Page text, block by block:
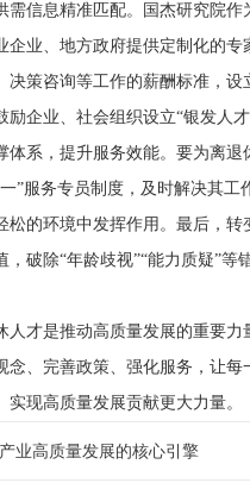
需信息精准匹配。国杰研究院
业、地方政府提供定制化的
决策咨询等工作的薪酬标准，
业、社会组织设立“银发人
体系，提升服务效能。要为离
”服务专员制度，及时解决其
的环境中发挥作用。最后，
破除“年龄歧视”“能力质疑”
是推动高质量发展的重要力
念、完善政策、强化服务，让
现高质量发展贡献更大力量。
业高质量发展的核心引擎